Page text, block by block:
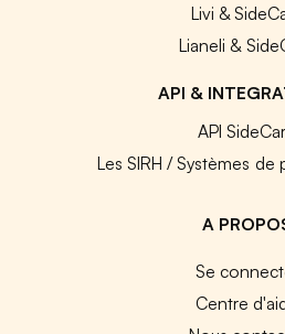
Livi &
Lianeli &
API &
API
Les SIRH / Systèmes
A
Se
Centre